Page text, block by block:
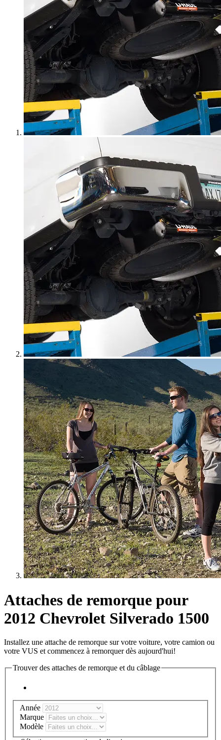
Attaches de remorque pour
2012 Chevrolet Silverado 1500
Installez une attache de remorque sur votre voiture, votre camion ou
votre VUS et commencez à remorquer dès aujourd'hui!
Trouver des attaches de remorque et du câblage
Année
Marque
Modèle